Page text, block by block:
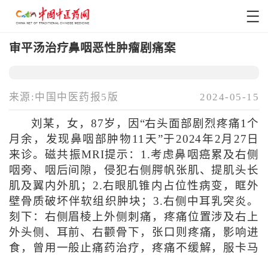
审平汤治疗鼻咽恶性肿瘤剧痛案
来源:中国中医药报5版 2024-05-15
刘某，女，87岁，因“右头面部剧烈疼痛1个
月余，发现鼻咽部肿物11天”于2024年2月27日
来诊。磁共振MRI提示：1.考虑鼻咽癌累及右侧
咽旁、咽后间隙，侵犯右侧腭帆张肌、提肌头长
肌及翼内外肌；2.右眼肌锥内占位性病变，眶外
壁骨质破坏伴软组织肿块；3.右侧中耳乳突炎。
刻下：右侧眉棱上外侧刺痛，疼痛位置涉及右上
外头侧、耳前、右颧骨下，张口则疼痛，影响进
食，曾用一般止痛药治疗，疼痛不缓解，服卡马